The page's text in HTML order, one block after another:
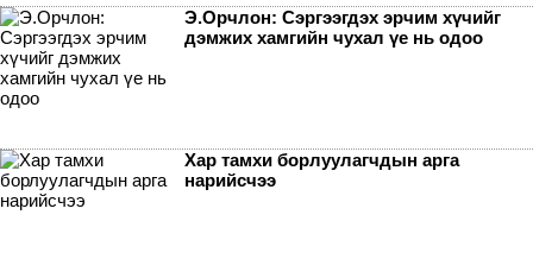
Э.Орчлон: Сэргээгдэх эрчим хүчийг
дэмжих хамгийн чухал үе нь одоо
Хар тамхи борлуулагчдын арга
нарийсчээ